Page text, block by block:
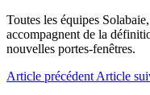
Toutes les équipes
accompagnent de la
nouvelles portes-fenêtres.
Article précédent Article